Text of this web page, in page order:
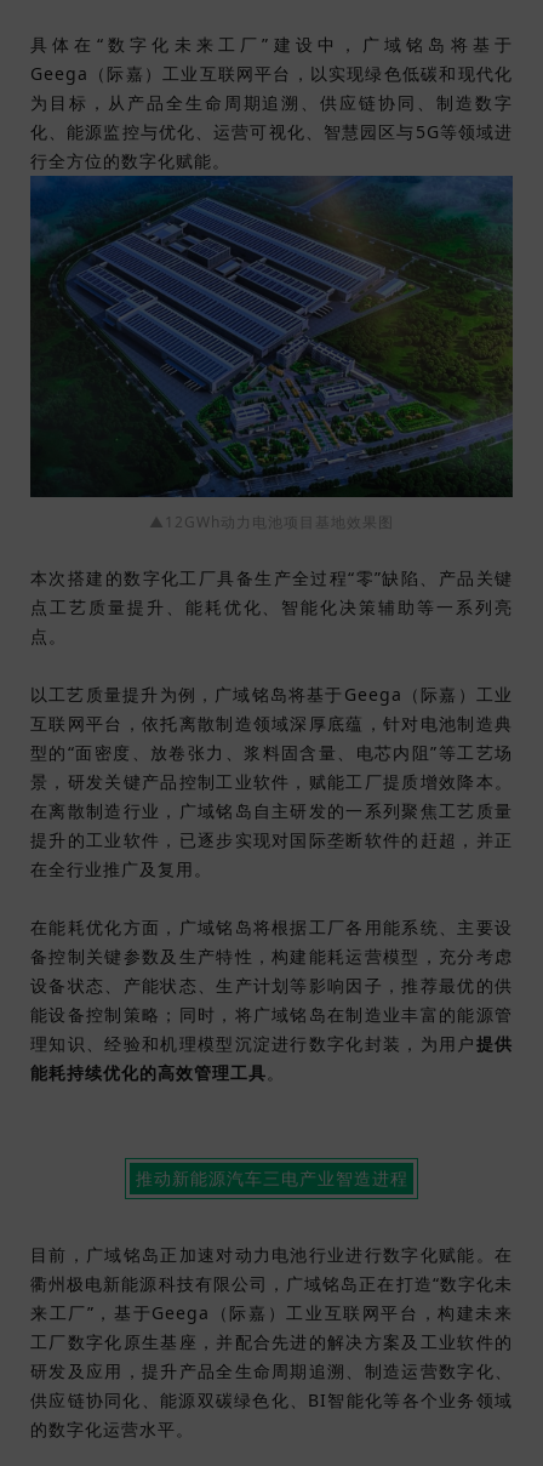
具体在“数字化未来工厂”建设中，广域铭岛将基于
Geega（际嘉）工业互联网平台，以实现绿色低碳和现代化
为目标，从产品全生命周期追溯、供应链协同、制造数字
化、能源监控与优化、运营可视化、智慧园区与5G等领域进
行全方位的数字化赋能。
▲12GWh动力电池项目基地效果图
本次搭建的数字化工厂具备生产全过程“零”缺陷、产品关键
点工艺质量提升、能耗优化、智能化决策辅助等一系列亮
点。
以工艺质量提升为例，广域铭岛将基于Geega（际嘉）工业
互联网平台，依托离散制造领域深厚底蕴，针对电池制造典
型的“面密度、放卷张力、浆料固含量、电芯内阻”等工艺场
景，研发关键产品控制工业软件，赋能工厂提质增效降本。
在离散制造行业，广域铭岛自主研发的一系列聚焦工艺质量
提升的工业软件，已逐步实现对国际垄断软件的赶超，并正
在全行业推广及复用。
在能耗优化方面，广域铭岛将根据工厂各用能系统、主要设
备控制关键参数及生产特性，构建能耗运营模型，充分考虑
设备状态、产能状态、生产计划等影响因子，推荐最优的供
能设备控制策略；同时，将广域铭岛在制造业丰富的能源管
理知识、经验和机理模型沉淀进行数字化封装，为用户提供
能耗持续优化的高效管理工具。
推动新能源汽车三电产业智造进程
目前，广域铭岛正加速对动力电池行业进行数字化赋能。在
衢州极电新能源科技有限公司，广域铭岛正在打造“数字化未
来工厂”，基于Geega（际嘉）工业互联网平台，构建未来
工厂数字化原生基座，并配合先进的解决方案及工业软件的
研发及应用，提升产品全生命周期追溯、制造运营数字化、
供应链协同化、能源双碳绿色化、BI智能化等各个业务领域
的数字化运营水平。